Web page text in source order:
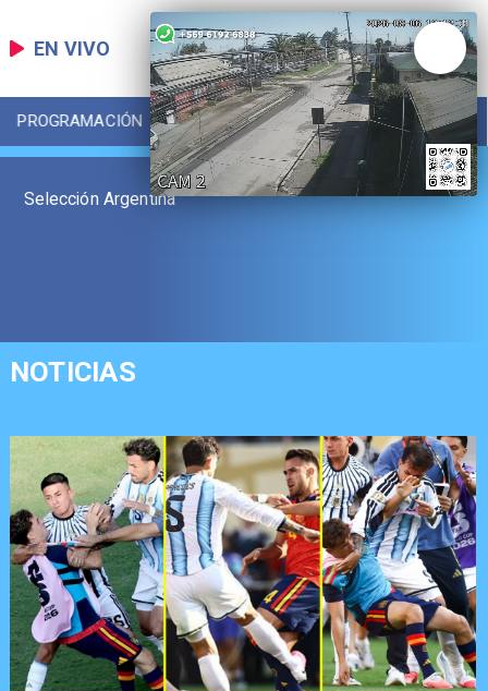
EN VIVO
PROGRAMACIÓN LOCAL DEPORTES
Selección Argentina
NOTICIAS